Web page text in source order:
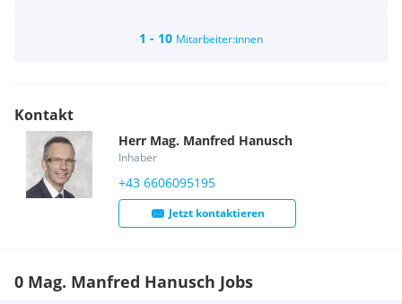
NachhilfelehrerIn sind Sie freie DienstnehmerIn, die
1 - 10 Mitarbeiter:innen
Kontakt
Herr Mag. Manfred Hanusch
Inhaber
+43 6606095195
Jetzt kontaktieren
0 Mag. Manfred Hanusch Jobs